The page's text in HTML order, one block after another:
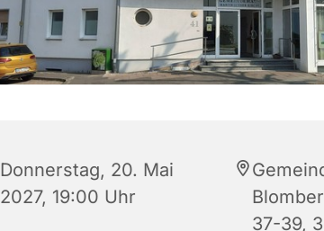
Donnerstag, 20. Mai
2027, 19:00 Uhr
37-39,